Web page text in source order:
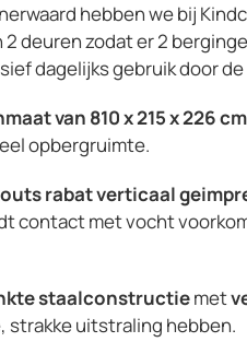
hebben we bij
deuren zodat er 2
dagelijks gebruik door de
van 810 x 215 x 226 cm
opbergruimte.
rabat verticaal
contact met vocht
staalconstructiemet
strakke uitstraling hebben.